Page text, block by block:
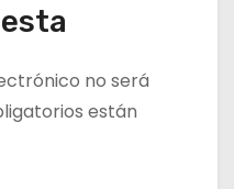
no será
están